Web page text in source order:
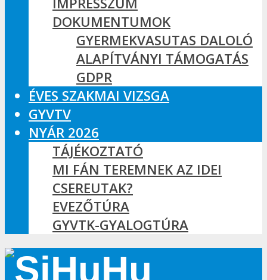
DOKUMENTUMOK
GYERMEKVASUTAS DALOLÓ
ALAPÍTVÁNYI TÁMOGATÁS
GDPR
ÉVES SZAKMAI VIZSGA
GYVTV
NYÁR 2026
TÁJÉKOZTATÓ
MI FÁN TEREMNEK AZ IDEI
CSEREUTAK?
EVEZŐTÚRA
GYVTK-GYALOGTÚRA